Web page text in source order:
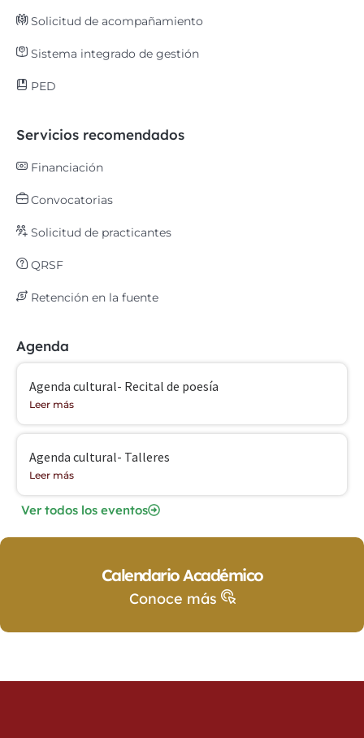
Solicitud de acompañamiento
Sistema integrado de gestión
PED
Servicios recomendados
Financiación
Convocatorias
Solicitud de practicantes
QRSF
Retención en la fuente
Agenda
Agenda cultural- Recital de poesía
Leer más
Agenda cultural- Talleres
Leer más
Ver todos los eventos
Calendario Académico
Conoce más